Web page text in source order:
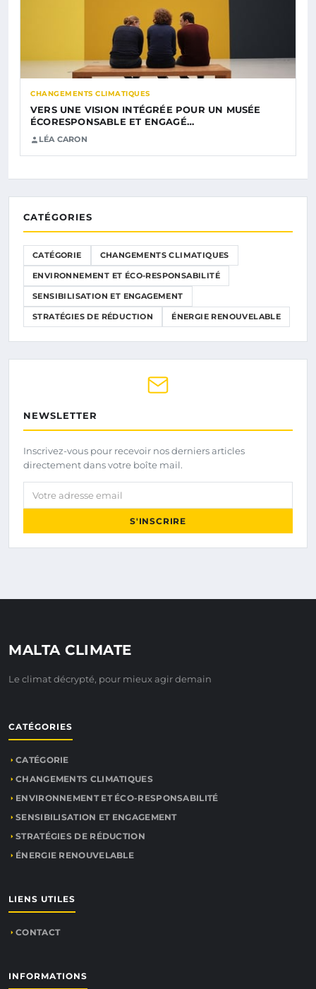
CHANGEMENTS CLIMATIQUES
VERS UNE VISION INTÉGRÉE POUR UN MUSÉE
ÉCORESPONSABLE ET ENGAGÉ…
LÉA CARON
CATÉGORIES
CATÉGORIE CHANGEMENTS CLIMATIQUES
ENVIRONNEMENT ET ÉCO-RESPONSABILITÉ
SENSIBILISATION ET ENGAGEMENT
STRATÉGIES DE RÉDUCTION ÉNERGIE RENOUVELABLE
NEWSLETTER
Inscrivez-vous pour recevoir nos derniers articles
directement dans votre boîte mail.
Votre adresse email
S'INSCRIRE
MALTA CLIMATE
Le climat décrypté, pour mieux agir demain
CATÉGORIES
CATÉGORIE
CHANGEMENTS CLIMATIQUES
ENVIRONNEMENT ET ÉCO-RESPONSABILITÉ
SENSIBILISATION ET ENGAGEMENT
STRATÉGIES DE RÉDUCTION
ÉNERGIE RENOUVELABLE
LIENS UTILES
CONTACT
INFORMATIONS